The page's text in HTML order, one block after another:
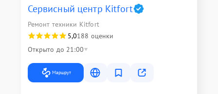
Сервисный центр Kitfort
Ремонт техники Kitfort
5,0188 оценки
Открыто до 21:00
Маршрут